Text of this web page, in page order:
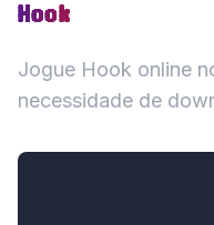
Hook
Jogue Hook online
necessidade de